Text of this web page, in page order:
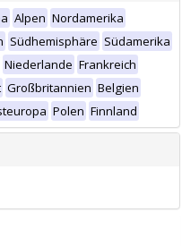
Alpen Nordamerika
Südhemisphäre Südamerika
Niederlande Frankreich
Großbritannien Belgien
Polen Finnland